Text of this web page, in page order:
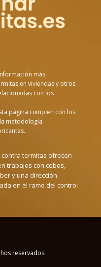
más
en viviendas y otros
con los
página cumplen con los
metodología
termitas ofrecen
trabajos con cebos,
y una dirección
en el ramo del control
reservados.